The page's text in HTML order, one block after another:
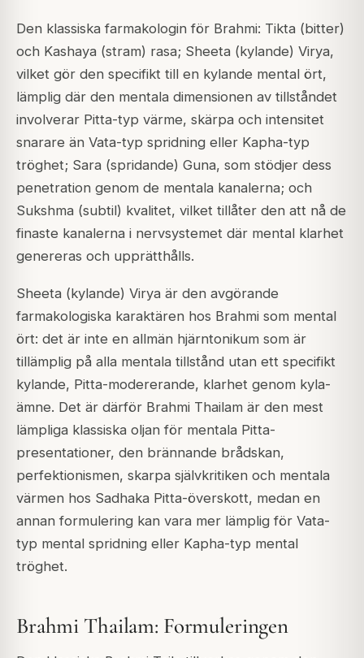
Den klassiska farmakologin för Brahmi: Tikta (bitter)
och Kashaya (stram) rasa; Sheeta (kylande) Virya,
vilket gör den specifikt till en kylande mental ört,
lämplig där den mentala dimensionen av tillståndet
involverar Pitta-typ värme, skärpa och intensitet
snarare än Vata-typ spridning eller Kapha-typ
tröghet; Sara (spridande) Guna, som stödjer dess
penetration genom de mentala kanalerna; och
Sukshma (subtil) kvalitet, vilket tillåter den att nå de
finaste kanalerna i nervsystemet där mental klarhet
genereras och upprätthålls.
Sheeta (kylande) Virya är den avgörande
farmakologiska karaktären hos Brahmi som mental
ört: det är inte en allmän hjärntonikum som är
tillämplig på alla mentala tillstånd utan ett specifikt
kylande, Pitta-modererande, klarhet genom kyla-
ämne. Det är därför Brahmi Thailam är den mest
lämpliga klassiska oljan för mentala Pitta-
presentationer, den brännande brådskan,
perfektionismen, skarpa självkritiken och mentala
värmen hos Sadhaka Pitta-överskott, medan en
annan formulering kan vara mer lämplig för Vata-
typ mental spridning eller Kapha-typ mental
tröghet.
Brahmi Thailam: Formuleringen